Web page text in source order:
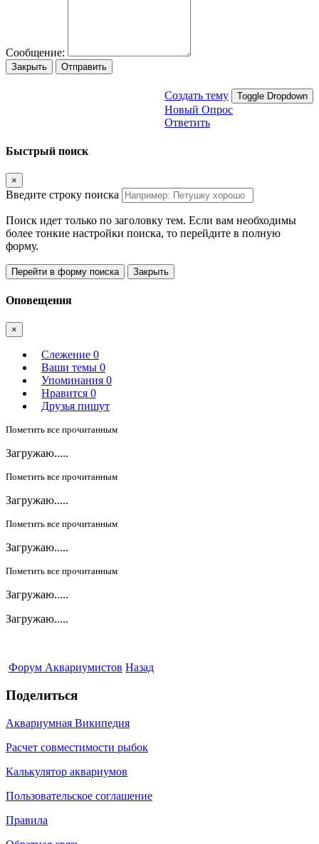
Сообщение:
Закрыть Отправить
Создать тему Toggle Dropdown
Новый Опрос
Ответить
Быстрый поиск
×
Введите строку поиска
Поиск идет только по заголовку тем. Если вам необходимы
более тонкие настройки поиска, то перейдите в полную
форму.
Перейти в форму поиска Закрыть
Оповещения
×
Слежение 0
Ваши темы 0
Упоминания 0
Нравится 0
Друзья пишут
Пометить все прочитанным
Загружаю.....
Пометить все прочитанным
Загружаю.....
Пометить все прочитанным
Загружаю.....
Пометить все прочитанным
Загружаю.....
Загружаю.....
Форум Аквариумистов Назад
Поделиться
Аквариумная Википедия
Расчет совместимости рыбок
Калькулятор аквариумов
Пользовательское соглашение
Правила